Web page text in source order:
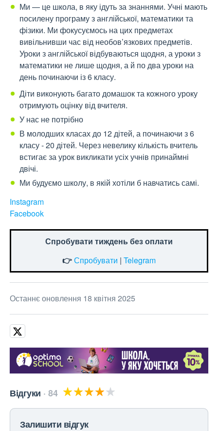
Ми — це школа, в яку ідуть за знаннями. Учні мають
посилену програму з англійської, математики та
фізики. Ми фокусуємось на цих предметах
вивільнивши час від необов’язкових предметів.
Уроки з англійської відбуваються щодня, а уроки з
математики не лише щодня, а й по два уроки на
день починаючи із 6 класу.
Діти виконують багато домашок та кожного уроку
отримують оцінку від вчителя.
У нас не потрібно
В молодших класах до 12 дітей, а починаючи з 6
класу - 20 дітей. Через невелику кількість вчитель
встигає за урок викликати усіх учнів принаймні
двічі.
Ми будуємо школу, в якій хотіли б навчатись самі.
Instagram
Facebook
Спробувати тиждень без оплати
👉Спробувати | Telegram
Останнє оновлення 18 квітня 2025
Відгуки 84
Залишити відгук